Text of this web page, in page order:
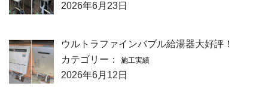
2026年6月23日
ウルトラファインバブル給湯器大好評！
カテゴリー：
施工実績
2026年6月12日